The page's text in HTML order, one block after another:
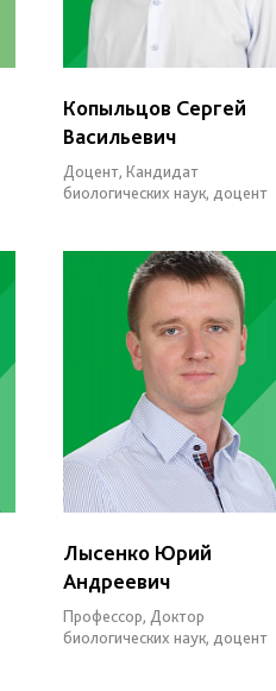
Копыльцов Сергей
Васильевич
Доцент, Кандидат
биологических наук, доцент
Лысенко Юрий
Андреевич
Профессор, Доктор
биологических наук, доцент